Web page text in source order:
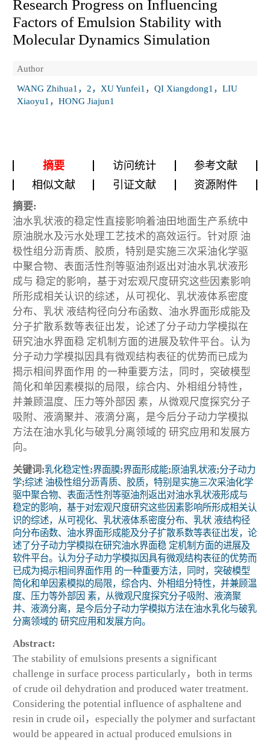
Research Progress on Influencing
Factors of Emulsion Stability with
Molecular Dynamics Simulation
Author
WANG Zhihua1，2，XU Yunfei1，QI Xiangdong1，LIU
Xiaoyu1，HONG Jiajun1
摘要 访问统计
参考文献
相似文献
引证文献 资源附件
摘要:
油水乳状液的稳定性直接影响着油田地面生产系统中
原油脱水及污水处理工艺技术的高效运行。针对原 油
极性组分沥青质、胶质，特别是实施三次采油化学驱
中聚合物、表面活性剂等驱油剂返出对油水乳状液形
成与 稳定的影响，基于对宏观尺度研究这些因素影响
所形成相关认识的综述，从可视化、乳状液体系密度
分布、乳状 液结构径向分布函数、油水界面形成能及
分子扩散系数等表征出发，论述了分子动力学模拟在
研究油水界面稳 定机制方面的进展及软件平台。认为
分子动力学模拟因具有微观结构表征的优势而已成为
揭示相间界面作用 的一种重要方法，同时，突破模型
简化和单因素模拟的局限，综合内、外相组分特性，
并兼顾温度、压力等外部因 素，从微观尺度探究分子
吸附、液滴聚并、液滴分离，是今后分子动力学模拟
方法在油水乳化与破乳分离领域的 研究应用和发展方
向。
关键词:乳化稳定性;界面膜;界面形成能;原油乳状液;分子动力
学;综述 油极性组分沥青质、胶质，特别是实施三次采油化学
驱中聚合物、表面活性剂等驱油剂返出对油水乳状液形成与
稳定的影响，基于对宏观尺度研究这些因素影响所形成相关认
识的综述，从可视化、乳状液体系密度分布、乳状 液结构径
向分布函数、油水界面形成能及分子扩散系数等表征出发，论
述了分子动力学模拟在研究油水界面稳 定机制方面的进展及
软件平台。认为分子动力学模拟因具有微观结构表征的优势而
已成为揭示相间界面作用 的一种重要方法，同时，突破模型
简化和单因素模拟的局限，综合内、外相组分特性，并兼顾温
度、压力等外部因 素，从微观尺度探究分子吸附、液滴聚
并、液滴分离，是今后分子动力学模拟方法在油水乳化与破乳
分离领域的 研究应用和发展方向。
Abstract:
The stability of emulsions presents a significant
challenge in surface process particularly，both in terms
of crude oil dehydration and produced water treatment.
Considering the potential influence of asphaltene and
resin in crude oil，especially the polymer and surfactant
would be appeared in actual produced emulsions in